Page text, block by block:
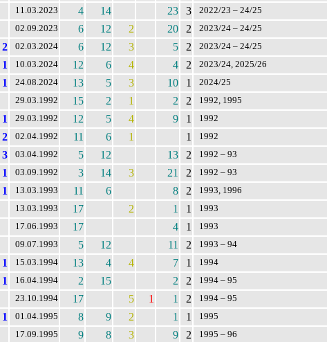
11.03.2023 4 14 23 3 2022/23 – 24/25
02.09.2023 6 12 2 20 2 2023/24 – 24/25
2 02.03.2024 6 12 3 5 2 2023/24 – 24/25
1 10.03.2024 12 6 4 4 2 2023/24, 2025/26
1 24.08.2024 13 5 3 10 1 2024/25
29.03.1992 15 2 1 2 2 1992, 1995
1 29.03.1992 12 5 4 9 1 1992
2 02.04.1992 11 6 1 1 1992
3 03.04.1992 5 12 13 2 1992 – 93
1 03.09.1992 3 14 3 21 2 1992 – 93
1 13.03.1993 11 6 8 2 1993, 1996
13.03.1993 17 2 1 1 1993
17.06.1993 17 4 1 1993
09.07.1993 5 12 11 2 1993 – 94
1 15.03.1994 13 4 4 7 1 1994
1 16.04.1994 2 15 2 2 1994 – 95
23.10.1994 17 5 1 1 2 1994 – 95
1 01.04.1995 8 9 2 1 1 1995
17.09.1995 9 8 3 9 2 1995 – 96